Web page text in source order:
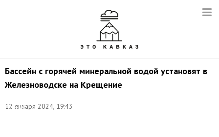
Бассейн с горячей минеральной водой установят в
Железноводске на Крещение
12 января 2024, 19:43
Евгений